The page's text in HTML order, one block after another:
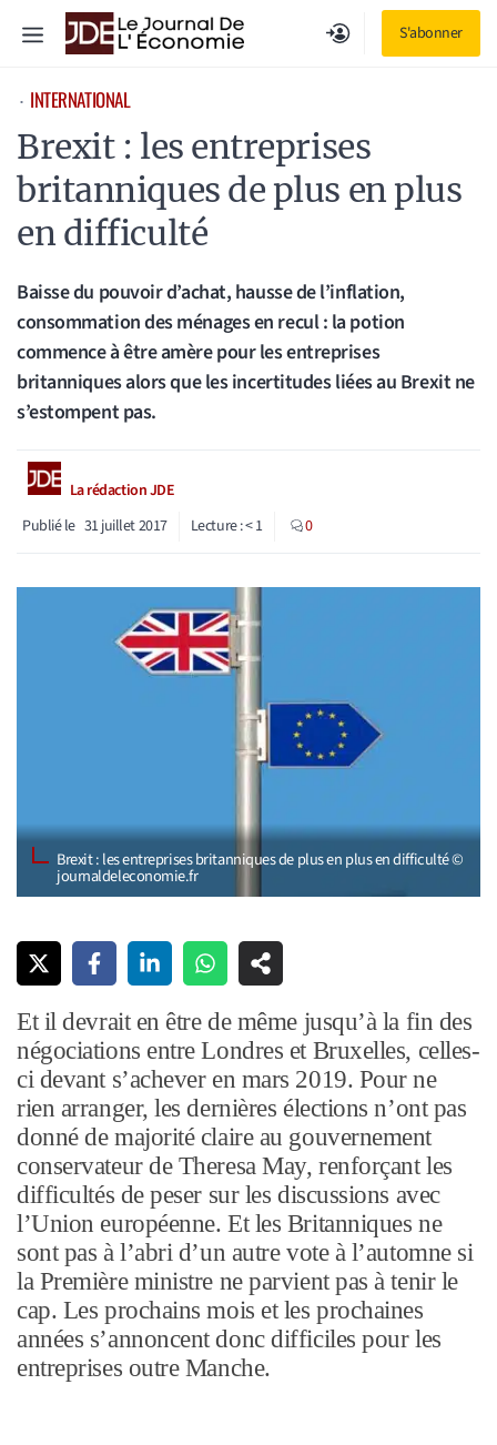
S'abonner
Menu
⋅ INTERNATIONAL
Brexit : les entreprises
britanniques de plus en plus
en difficulté
Baisse du pouvoir d’achat, hausse de l’inflation,
consommation des ménages en recul : la potion
commence à être amère pour les entreprises
britanniques alors que les incertitudes liées au Brexit ne
s’estompent pas.
La rédaction JDE
Publié le 31 juillet 2017 Lecture :< 1 0
Brexit : les entreprises britanniques de plus en plus en difficulté ©
journaldeleconomie.fr
Et il devrait en être de même jusqu’à la fin des
négociations entre Londres et Bruxelles, celles-
ci devant s’achever en mars 2019. Pour ne
rien arranger, les dernières élections n’ont pas
donné de majorité claire au gouvernement
conservateur de Theresa May, renforçant les
difficultés de peser sur les discussions avec
l’Union européenne. Et les Britanniques ne
sont pas à l’abri d’un autre vote à l’automne si
la Première ministre ne parvient pas à tenir le
cap. Les prochains mois et les prochaines
années s’annoncent donc difficiles pour les
entreprises outre Manche.